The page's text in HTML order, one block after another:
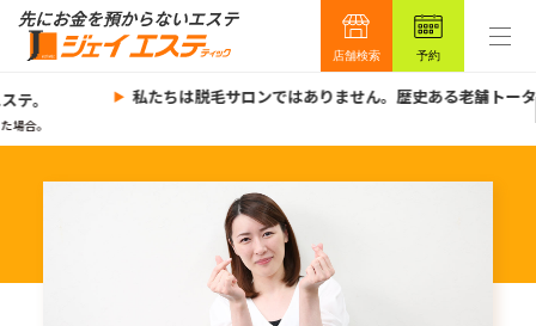
店舗検索 予約
テ。
場合。
私たちは脱毛サロンではありません。歴史ある老舗トー